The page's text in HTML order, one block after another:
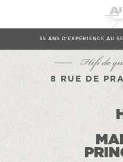
35 ANS D'EXPÉRIENCE AU
Hifi de
8 RUE DE